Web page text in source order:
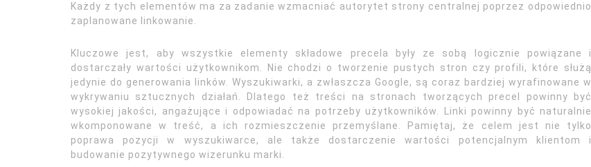
Każdy z tych elementów ma za zadanie wzmacniać autorytet strony centralnej poprzez odpowiednio
zaplanowane linkowanie.
Kluczowe jest, aby wszystkie elementy składowe precela były ze sobą logicznie powiązane i
dostarczały wartości użytkownikom. Nie chodzi o tworzenie pustych stron czy profili, które służą
jedynie do generowania linków. Wyszukiwarki, a zwłaszcza Google, są coraz bardziej wyrafinowane w
wykrywaniu sztucznych działań. Dlatego też treści na stronach tworzących precel powinny być
wysokiej jakości, angażujące i odpowiadać na potrzeby użytkowników. Linki powinny być naturalnie
wkomponowane w treść, a ich rozmieszczenie przemyślane. Pamiętaj, że celem jest nie tylko
poprawa pozycji w wyszukiwarce, ale także dostarczenie wartości potencjalnym klientom i
budowanie pozytywnego wizerunku marki.